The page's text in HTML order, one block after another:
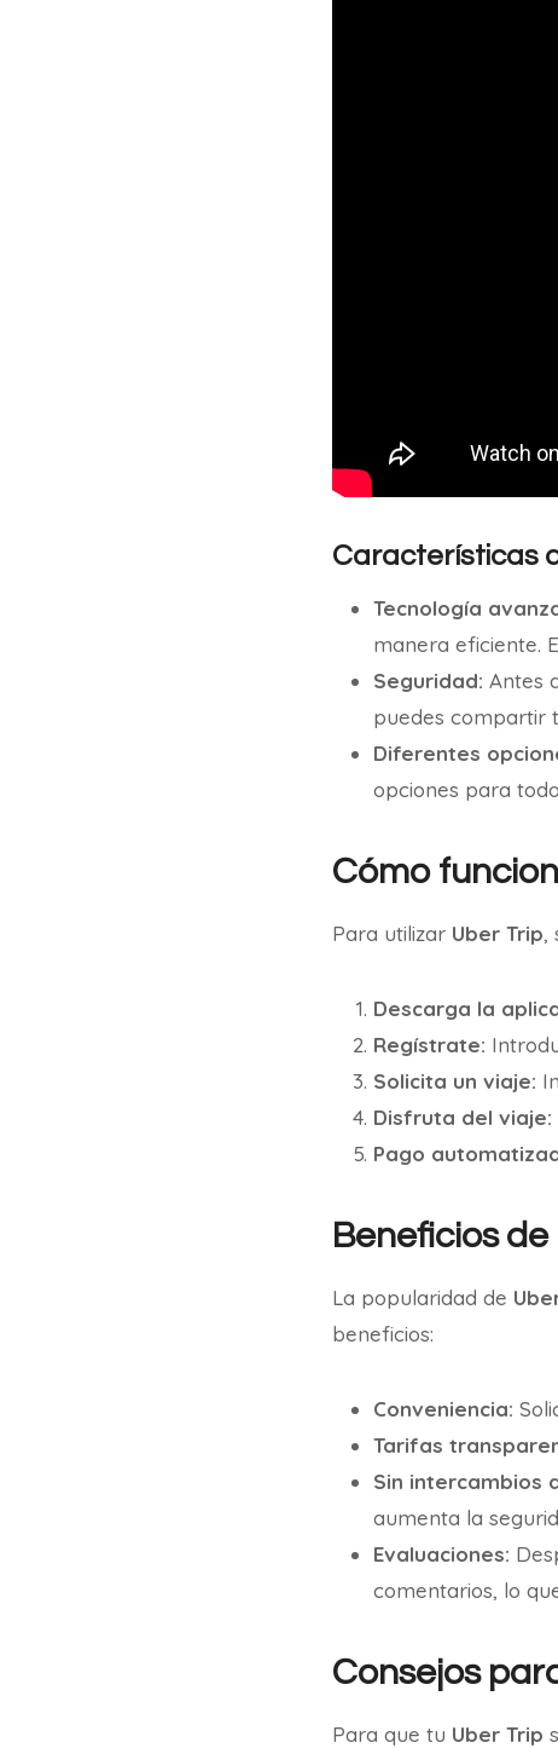
Características
Tecnología
manera eficiente.
Seguridad: Antes
puedes compartir
Diferentes
opciones para
Cómo
Para utilizar Uber Trip,
Descarga la
Regístrate:
Solicita un viaje:
Disfruta del viaje:
Pago
Beneficios
La popularidad de
beneficios:
Conveniencia:
Tarifas
Sin intercambios
aumenta la
Evaluaciones:
comentarios, lo
Consejos
Para que tu Uber Trip